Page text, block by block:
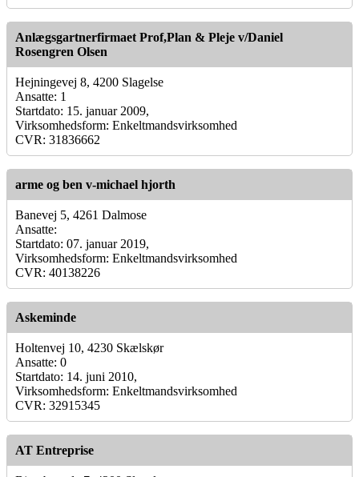
Anlægsgartnerfirmaet Prof,Plan & Pleje v/Daniel
Rosengren Olsen
Hejningevej 8, 4200 Slagelse
Ansatte: 1
Startdato: 15. januar 2009,
Virksomhedsform: Enkeltmandsvirksomhed
CVR: 31836662
arme og ben v-michael hjorth
Banevej 5, 4261 Dalmose
Ansatte:
Startdato: 07. januar 2019,
Virksomhedsform: Enkeltmandsvirksomhed
CVR: 40138226
Askeminde
Holtenvej 10, 4230 Skælskør
Ansatte: 0
Startdato: 14. juni 2010,
Virksomhedsform: Enkeltmandsvirksomhed
CVR: 32915345
AT Entreprise